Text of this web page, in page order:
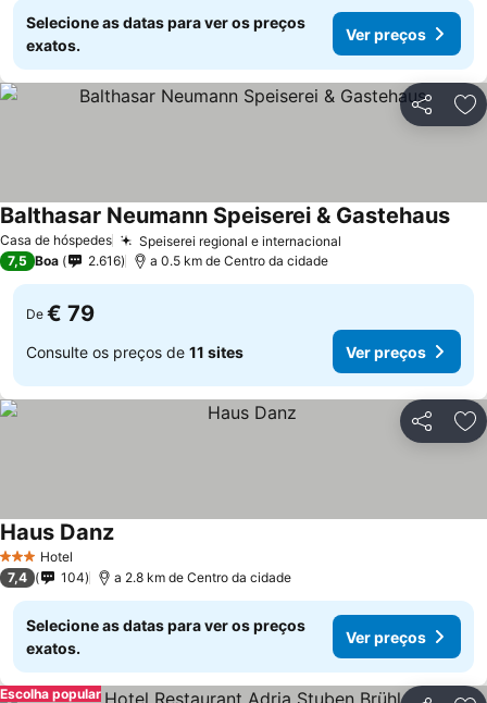
Selecione as datas para ver os preços
exatos.
Ver preços
Partilhar
Casa de hóspedes Speiserei regional e internacional
Balthasar Neumann Speiserei & Gastehaus
7,5 Boa 2.616 a 0.5 km de Centro da cidade
De € 79
Consulte os preços de 11 sites Ver preços
Partilhar
3 EstrelasHotel
Haus Danz
7,4 104 a 2.8 km de Centro da cidade
Selecione as datas para ver os preços
exatos.
Ver preços
Escolha popular